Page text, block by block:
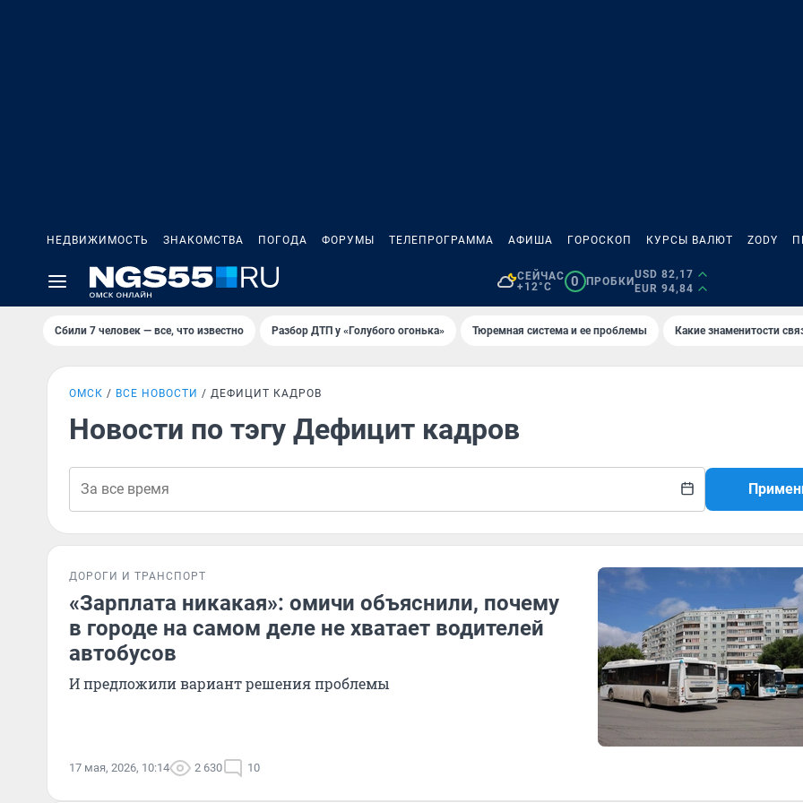
НЕДВИЖИМОСТЬ ЗНАКОМСТВА ПОГОДА ФОРУМЫ ТЕЛЕПРОГРАММА АФИША ГОРОСКОП КУРСЫ ВАЛЮТ ZODY
СЕЙЧАС
+12°C
0 ПРОБКИ
USD 82,17
EUR 94,84
Сбили 7 человек — все, что известно Разбор ДТП у «Голубого огонька» Тюремная система и ее проблемы Какие знаменитости
ОМСК ВСЕ НОВОСТИ ДЕФИЦИТ КАДРОВ
Новости по тэгу Дефицит кадров
ДОРОГИ И ТРАНСПОРТ
«Зарплата никакая»: омичи объяснили, почему
в городе на самом деле не хватает водителей
автобусов
И предложили вариант решения проблемы
17 мая, 2026, 10:14 2 630 10